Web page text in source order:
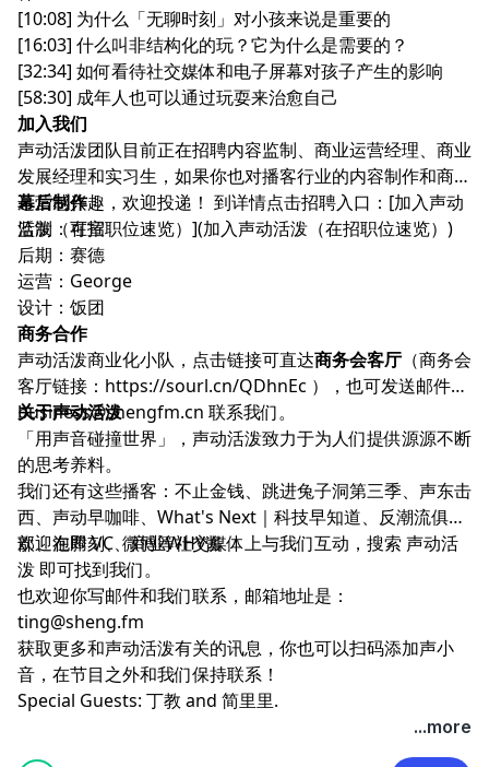
[10:08] 为什么「无聊时刻」对小孩来说是重要的
[16:03] 什么叫非结构化的玩？它为什么是需要的？
[32:34] 如何看待社交媒体和电子屏幕对孩子产生的影响
[58:30] 成年人也可以通过玩耍来治愈自己
加入我们
声动活泼团队目前正在招聘内容监制、商业运营经理、商业
发展经理和实习生，如果你也对播客行业的内容制作和商务
运营感兴趣，欢迎投递！ 到详情点击招聘入口：[加入声动
活泼（在招职位速览）](加入声动活泼（在招职位速览） )
幕后制作
监制：可宣
后期：赛德
运营：George
设计：饭团
商务合作
声动活泼商业化小队，点击链接可直达商务会客厅 （商务会
客厅链接： https://sourl.cn/QDhnEc ），也可发送邮件至
business@shengfm.cn 联系我们。
关于声动活泼
「用声音碰撞世界」，声动活泼致力于为人们提供源源不断
的思考养料。
我们还有这些播客： 不止金钱、 跳进兔子洞第三季、 声东击
西、 声动早咖啡、 What's Next｜科技早知道、 反潮流俱乐
部、泡腾 VC、商业WHY酱
欢迎在即刻、微博等社交媒体上与我们互动，搜索 声动活
泼 即可找到我们。
也欢迎你写邮件和我们联系，邮箱地址是：
ting@sheng.fm
获取更多和声动活泼有关的讯息，你也可以扫码添加声小
音，在节目之外和我们保持联系！
Special Guests: 丁教 and 简里里.
...more